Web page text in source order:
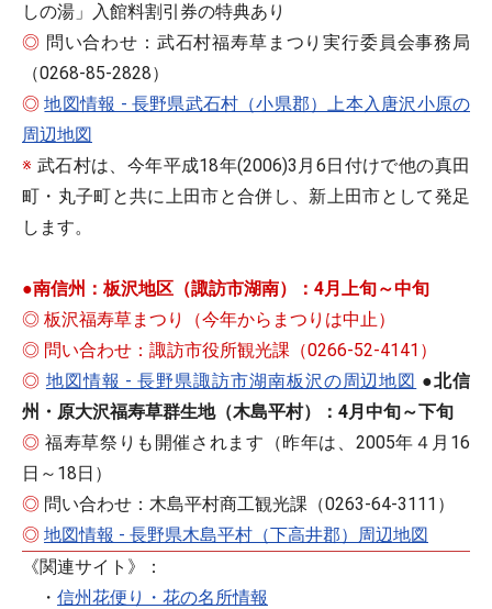
しの湯」入館料割引券の特典あり
◎ 問い合わせ：武石村福寿草まつり実行委員会事務局
（0268-85-2828）
◎ 地図情報 - 長野県武石村（小県郡）上本入唐沢小原の
周辺地図
※ 武石村は、今年平成18年(2006)3月6日付けで他の真田
町・丸子町と共に上田市と合併し、新上田市として発足
します。
●南信州：板沢地区（諏訪市湖南）：4月上旬～中旬
◎ 板沢福寿草まつり（今年からまつりは中止）
◎ 問い合わせ：諏訪市役所観光課（0266-52-4141）
◎ 地図情報 - 長野県諏訪市湖南板沢の周辺地図 ●北信
州・原大沢福寿草群生地（木島平村）：4月中旬～下旬
◎ 福寿草祭りも開催されます（昨年は、2005年４月16
日～18日）
◎ 問い合わせ：木島平村商工観光課（0263-64-3111）
◎ 地図情報 - 長野県木島平村（下高井郡）周辺地図
《関連サイト》：
・ 信州花便り・花の名所情報